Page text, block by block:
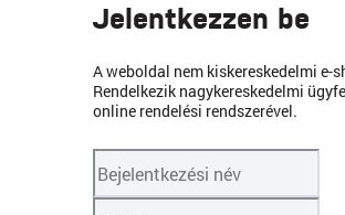
Jelentkezzen be
A weboldal nem kiskereskedelmi e-
Rendelkezik nagykereskedelmi
online rendelési rendszerével.